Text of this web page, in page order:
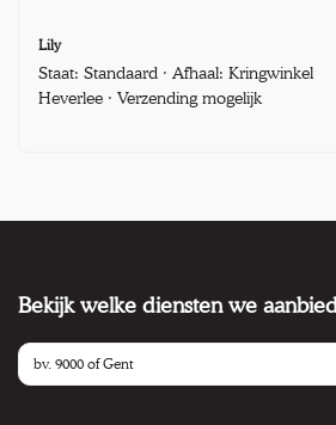
Lily
Staat: Standaard · Afhaal: Kringwinkel
Heverlee · Verzending mogelijk
Bekijk welke diensten we